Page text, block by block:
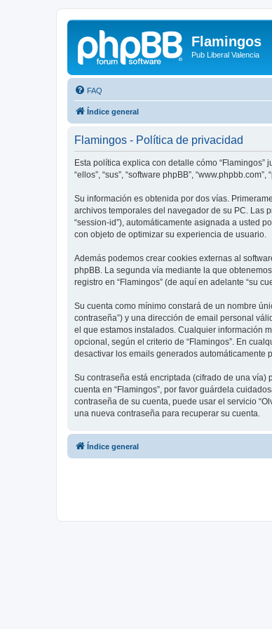
Flamingos
Pub Liberal Valencia
FAQ
Índice general
Flamingos - Política de privacidad
Esta política explica con detalle cómo “Flamingos”
“ellos”, “sus”, “software phpBB”,
Su información es obtenida por dos vías.
archivos temporales del navegador de su PC. Las
“session-id”), automáticamente asignada a usted
con objeto de optimizar su experiencia de usuario.
Además podemos crear cookies externas al
phpBB. La segunda vía mediante la que
registro en “Flamingos” (de aquí en adelante “su
Su cuenta como mínimo constará de un nombre
contraseña”) y una dirección de email personal
el que estamos instalados. Cualquier información
opcional, según el criterio de “Flamingos”. En
desactivar los emails generados automáticamente
Su contraseña está encriptada (cifrado de una vía)
cuenta en “Flamingos”, por favor guárdela
contraseña de su cuenta, puede usar el servicio
una nueva contraseña para recuperar su cuenta.
Índice general